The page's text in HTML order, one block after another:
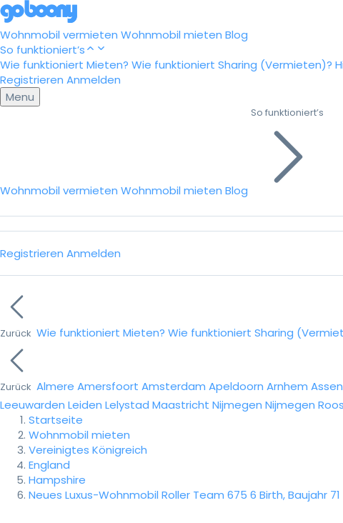
Wohnmobil vermieten Wohnmobil mieten Blog
So funktioniert’s
Wie funktioniert Mieten? Wie funktioniert Sharing (Vermieten)?
Registrieren Anmelden
Menu
Wohnmobil vermieten Wohnmobil mieten Blog
So funktioniert’s
Registrieren Anmelden
Zurück Wie funktioniert Mieten? Wie funktioniert Sharing
Zurück Almere Amersfoort Amsterdam Apeldoorn Arnhem Assen
Leeuwarden Leiden Lelystad Maastricht Nijmegen Nijmegen
Startseite
Wohnmobil mieten
Vereinigtes Königreich
England
Hampshire
Neues Luxus-Wohnmobil Roller Team 675 6 Birth, Baujahr 71